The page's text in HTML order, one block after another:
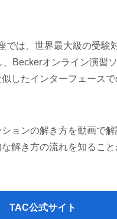
では、世界最大級の受験
、Beckerオンライン演習
したインターフェース
ョンの解き方を動画で
解き方の流れを知ること
TAC公式サイト